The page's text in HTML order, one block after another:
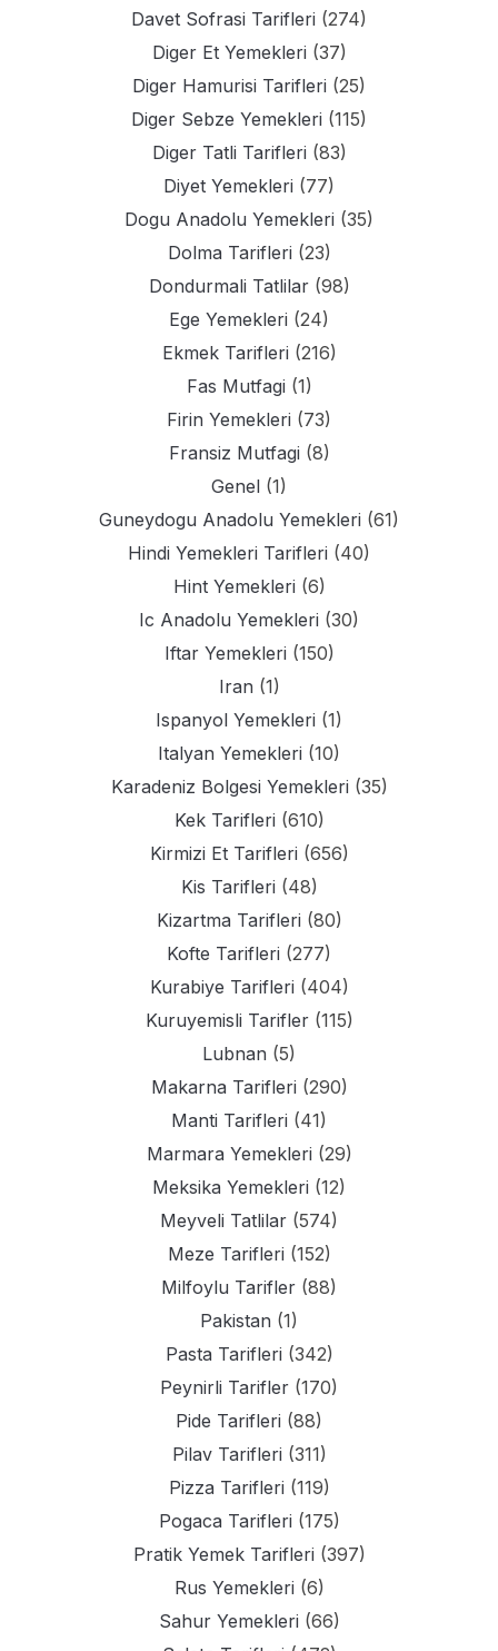
Davet Sofrasi Tarifleri (274)
Diger Et Yemekleri (37)
Diger Hamurisi Tarifleri (25)
Diger Sebze Yemekleri (115)
Diger Tatli Tarifleri (83)
Diyet Yemekleri (77)
Dogu Anadolu Yemekleri (35)
Dolma Tarifleri (23)
Dondurmali Tatlilar(98)
Ege Yemekleri (24)
Ekmek Tarifleri (216)
Fas Mutfagi (1)
Firin Yemekleri (73)
Fransiz Mutfagi (8)
Genel (1)
Guneydogu Anadolu Yemekleri (61)
Hindi Yemekleri Tarifleri (40)
Hint Yemekleri (6)
Ic Anadolu Yemekleri (30)
Iftar Yemekleri (150)
Iran (1)
Ispanyol Yemekleri (1)
Italyan Yemekleri (10)
Karadeniz Bolgesi Yemekleri (35)
Kek Tarifleri (610)
Kirmizi Et Tarifleri (656)
Kis Tarifleri (48)
Kizartma Tarifleri (80)
Kofte Tarifleri (277)
Kurabiye Tarifleri (404)
Kuruyemisli Tarifler(115)
Lubnan (5)
Makarna Tarifleri (290)
Manti Tarifleri (41)
Marmara Yemekleri (29)
Meksika Yemekleri (12)
Meyveli Tatlilar (574)
Meze Tarifleri (152)
Milfoylu Tarifler (88)
Pakistan (1)
Pasta Tarifleri (342)
Peynirli Tarifler (170)
Pide Tarifleri (88)
Pilav Tarifleri (311)
Pizza Tarifleri (119)
Pogaca Tarifleri (175)
Pratik Yemek Tarifleri (397)
Rus Yemekleri (6)
Sahur Yemekleri (66)